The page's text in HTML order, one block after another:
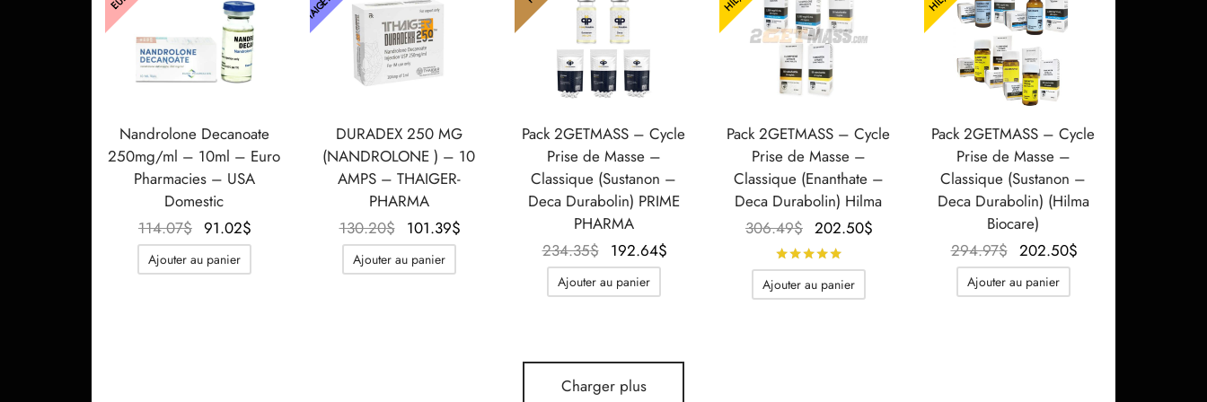
Nandrolone Decanoate
250mg/ml – 10ml – Euro
Pharmacies – USA
Domestic
114.07$
Le prix
initial
était :
91.02$
Ajouter au panier
DURADEX 250 MG
(NANDROLONE ) – 10
AMPS – THAIGER-
PHARMA
130.20$
Le prix
initial
était :
101.39$
Ajouter au panier
Pack 2GETMASS – Cycle
Prise de Masse –
Classique (Sustanon –
Deca Durabolin) PRIME
PHARMA
234.35$
Le prix
initial
était :
192.64$
Ajouter au panier
Pack 2GETMASS – Cycle
Prise de Masse –
Classique (Enanthate –
Deca Durabolin) Hilma
306.49$
Le prix
initial
était :
306.49$.
202.50$
Ajouter au panier
Pack 2GETMASS – Cycle
Prise de Masse –
Classique (Sustanon –
Deca Durabolin) (Hilma
Biocare)
294.97$
Le prix
initial
était :
202.50$
Ajouter au panier
Charger plus